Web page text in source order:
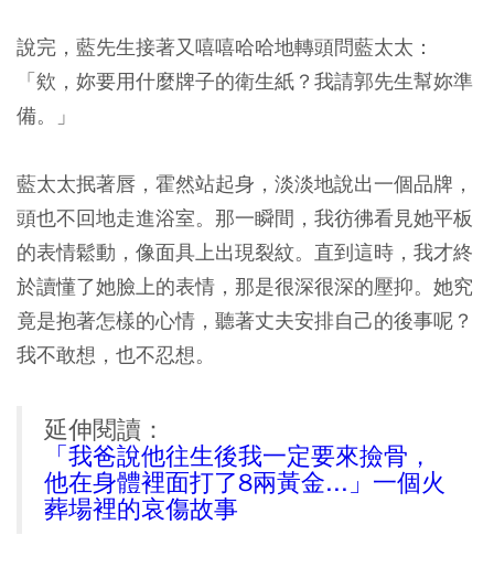
說完，藍先生接著又嘻嘻哈哈地轉頭問藍太太：
「欸，妳要用什麼牌子的衛生紙？我請郭先生幫妳準
備。」
藍太太抿著唇，霍然站起身，淡淡地說出一個品牌，
頭也不回地走進浴室。那一瞬間，我彷彿看見她平板
的表情鬆動，像面具上出現裂紋。直到這時，我才終
於讀懂了她臉上的表情，那是很深很深的壓抑。她究
竟是抱著怎樣的心情，聽著丈夫安排自己的後事呢？
我不敢想，也不忍想。
延伸閱讀：
「我爸說他往生後我一定要來撿骨，
他在身體裡面打了8兩黃金...」一個火
葬場裡的哀傷故事